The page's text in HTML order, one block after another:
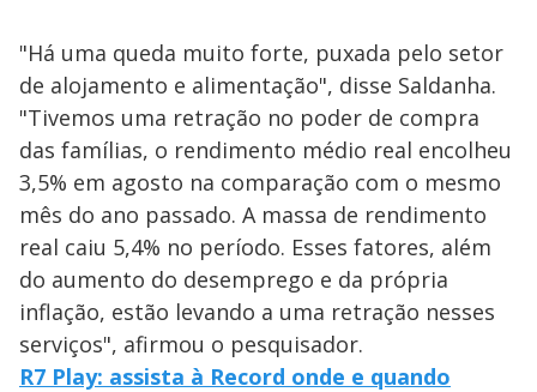
"Há uma queda muito forte, puxada pelo setor
de alojamento e alimentação", disse Saldanha.
"Tivemos uma retração no poder de compra
das famílias, o rendimento médio real encolheu
3,5% em agosto na comparação com o mesmo
mês do ano passado. A massa de rendimento
real caiu 5,4% no período. Esses fatores, além
do aumento do desemprego e da própria
inflação, estão levando a uma retração nesses
serviços", afirmou o pesquisador.
R7 Play: assista à Record onde e quando